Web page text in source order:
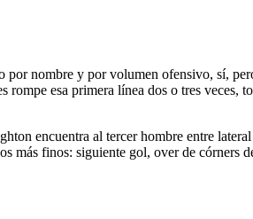
nombre y por volumen ofensivo, sí,
esa primera línea dos o tres veces,
encuentra al tercer hombre entre
más finos: siguiente gol, over de córners